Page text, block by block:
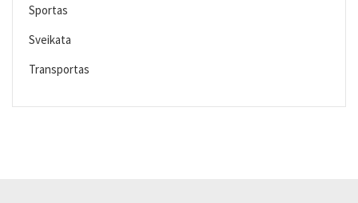
Sportas
Sveikata
Transportas